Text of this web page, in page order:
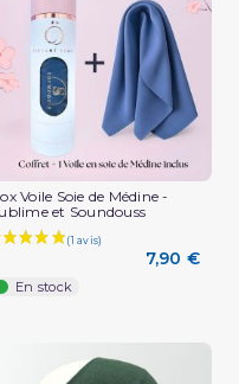
Voile Soie de Médine -
et Soundouss
7,90 €
En stock